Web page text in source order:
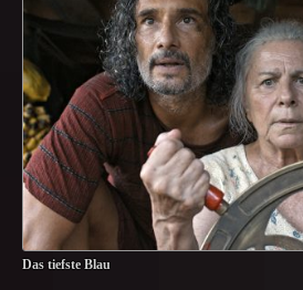
Das tiefste Blau